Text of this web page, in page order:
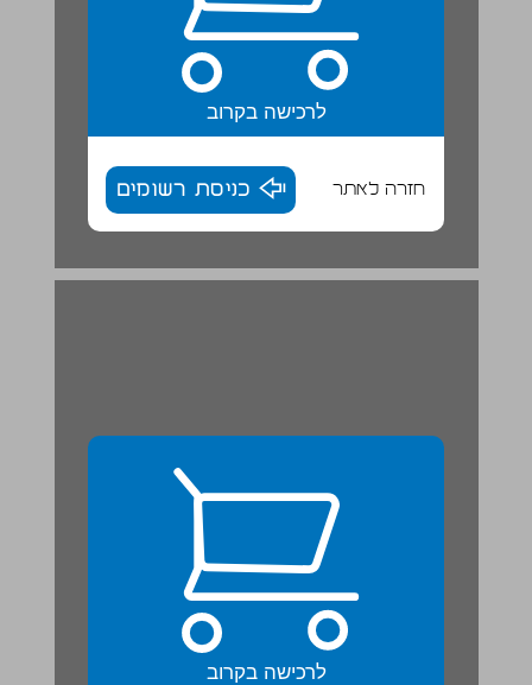
לרכישה בקרוב
חזרה לאתר כניסת רשומים
כָּכָה זֶה בְּעִבְרִית: שׁוֹרָשִׁים וּמִשְׁפְּחוֹת מִלִים ... 20
לרכישה בקרוב